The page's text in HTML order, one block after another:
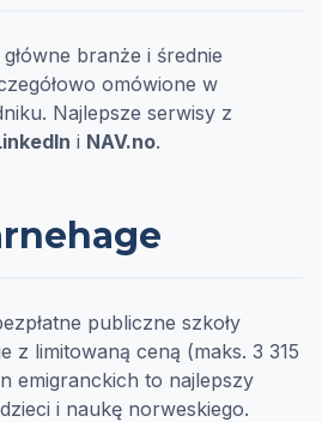
branże i średnie
omówione w
Najlepsze serwisy z
i NAV.no.
publiczne szkoły
z limitowaną ceną (maks. 3 315
emigranckich to najlepszy
i naukę norweskiego.